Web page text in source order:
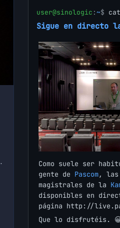
user@sinologic : ~$
Sigue en directo
Como suele ser
gente de Pascom, las
magistrales de la
disponibles en
página http://
Que lo disfrutéis.